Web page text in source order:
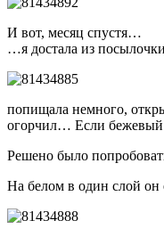
И вот, месяц спустя…
…я достала из
попищала немного,
огорчил… Если бежевый
Решено было
На белом в один слой он